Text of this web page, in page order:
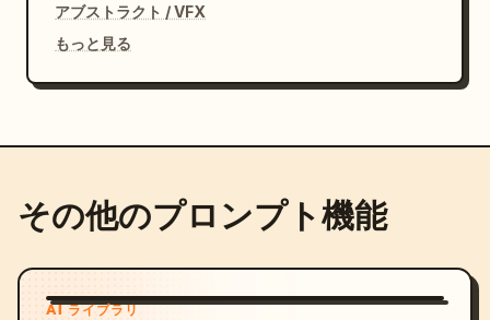
アブストラクト / VFX
もっと見る
その他のプロンプト機能
AI ライブラリ